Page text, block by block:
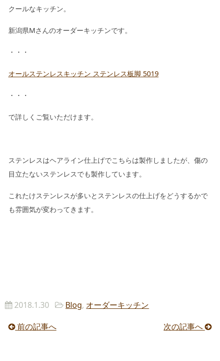
クールなキッチン。
新潟県Mさんのオーダーキッチンです。
・・・
オールステンレスキッチン ステンレス板脚 5019
・・・
で詳しくご覧いただけます。
ステンレスはヘアライン仕上げでこちらは製作しましたが、傷の
目立たないステンレスでも製作しています。
これたけステンレスが多いとステンレスの仕上げをどうするかで
も雰囲気が変わってきます。
2018.1.30 Blog, オーダーキッチン
前の記事へ
次の記事へ